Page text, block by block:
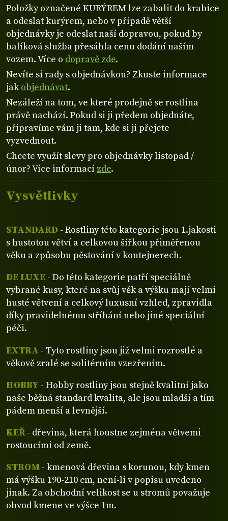
Položky označené KURÝREM lze zabalit do krabice
a odeslat kurýrem, nebo v případě větší
objednávky je odeslat naší dopravou, pokud by
balíková služba přesáhla cenu dodání naším
vozem. Více o dopravě zde.
Nevíte si rady s objednávkou? Zkuste informace
jakobjednávat.
Nezáleží na tom, ve které prodejně se rostlina
právě nachází. Pokud si ji předem objednáte,
připravíme vám ji tam, kde si ji přejete
vyzvednout.
Chcete využít slevy pro objednávky listopad /
únor? Více informací zde.
Vysvětlivky
STANDARD - Rostliny této kategorie jsou 1.jakosti
s hustotou větví a celkovou šířkou přiměřenou
věku a způsobu pěstování v kontejnerech.
DE LUXE - Do této kategorie patří speciálně
vybrané kusy, které na svůj věk a výšku mají velmi
husté větvení a celkový luxusní vzhled, zpravidla
díky pravidelnému stříhání nebo jiné speciální
péči.
EXTRA - Tyto rostliny jsou již velmi rozrostlé a
věkově zralé se solitérním vzezřením.
HOBBY - Hobby rostliny jsou stejně kvalitní jako
naše běžná standard kvalita, ale jsou mladší a tím
pádem menší a levnější.
KEŘ- dřevina, která houstne zejména větvemi
rostoucími od země.
STROM - kmenová dřevina s korunou, kdy kmen
má výšku 190-210 cm, není-li v popisu uvedeno
jinak. Za obchodní velikost se u stromů považuje
obvod kmene ve výšce 1m.